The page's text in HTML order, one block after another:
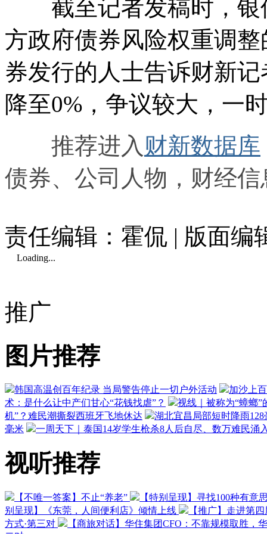
截至记者发稿时，银
方政府债券风险权重调
券发行的人士告诉财新
降至0%，争议较大，一
推荐进入 财新数据库
债券、公司人物，财经
责任编辑：霍侃 | 版面编
Loading...
推广
图片推荐
韩国高温创百年纪录 当局警告停止一切户外活动
加沙上
术：是什么让中产们甘心“花钱找虐”？
视线｜被称为“蟑螂
机”？难民潮撕裂西班牙飞地休达
湖北宜昌局部短时降雨
毫米
一周天下｜泰国14岁学生枪杀8人后自尽、数万难民涌
视听推荐
【不唯一答案】不止“养老”
【特别呈现】寻找100种有意
别呈现】《东莞，人间便利店》倾情上线
【推广】走进第
方式·第三对
【商旅对话】华住集团CFO：不靠规模取胜，